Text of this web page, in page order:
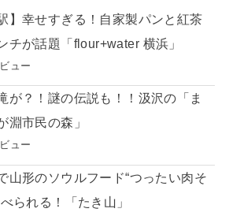
】幸せすぎる！自家製パンと紅茶
チが話題「flour+water 横浜」
ュー
が？！謎の伝説も！！汲沢の「ま
淵市民の森」
ュー
山形のソウルフード“つったい肉そ
られる！「たき山」